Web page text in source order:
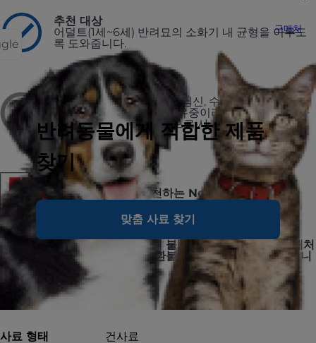
구매처
반려동물에게 적합한 제품
찾기
맞춤 사료 찾기
추천 대상
어덜트(1세~6세) 반려묘의 소화기 내 균형을 이루도
록 도와줍니다.
비추천 대상
키튼, 어덜트(7세 이상), 임신, 수유중인 반려묘.
반려묘가 임신, 또는 수유중이라면 반드시 힐스 사
이언스 다이어트 키튼으로 사료를 전환해야 합니
다.
미국 수의사들이 추천하는 No.1 브랜드, 힐스
구매하신 제품에 대해 불만족 시, 미사용분을 구매처
에 반품하시면 전액 환불 또는 교환을 진행해드립니
사료 형태 건사료